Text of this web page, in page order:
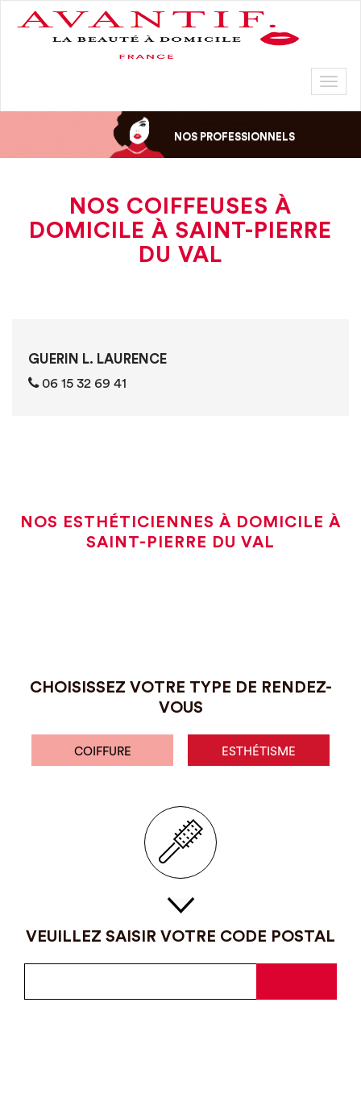
NOS PROFESSIONNELS
NOS COIFFEUSES À
DOMICILE À SAINT-PIERRE
DU VAL
GUERIN L. LAURENCE
06 15 32 69 41
NOS ESTHÉTICIENNES À DOMICILE À
SAINT-PIERRE DU VAL
CHOISISSEZ VOTRE TYPE DE RENDEZ-
VOUS
COIFFURE ESTHÉTISME
VEUILLEZ SAISIR VOTRE CODE POSTAL